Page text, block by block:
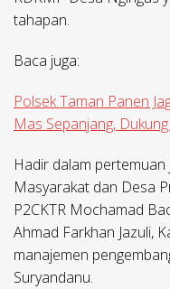
tahapan.
Baca juga:
Polsek Taman Panen
Mas Sepanjang,
Hadir dalam
Masyarakat dan Desa
P2CKTR Mochamad
Ahmad Farkhan Jazuli,
manajemen
Suryandanu.